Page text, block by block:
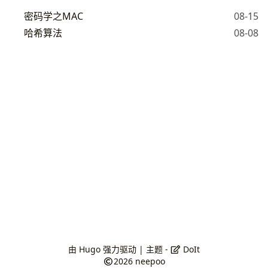
密码学之MAC
08-15
哈希算法
08-08
由 Hugo强力驱动 | 主题 -
DoIt
2026 neepoo